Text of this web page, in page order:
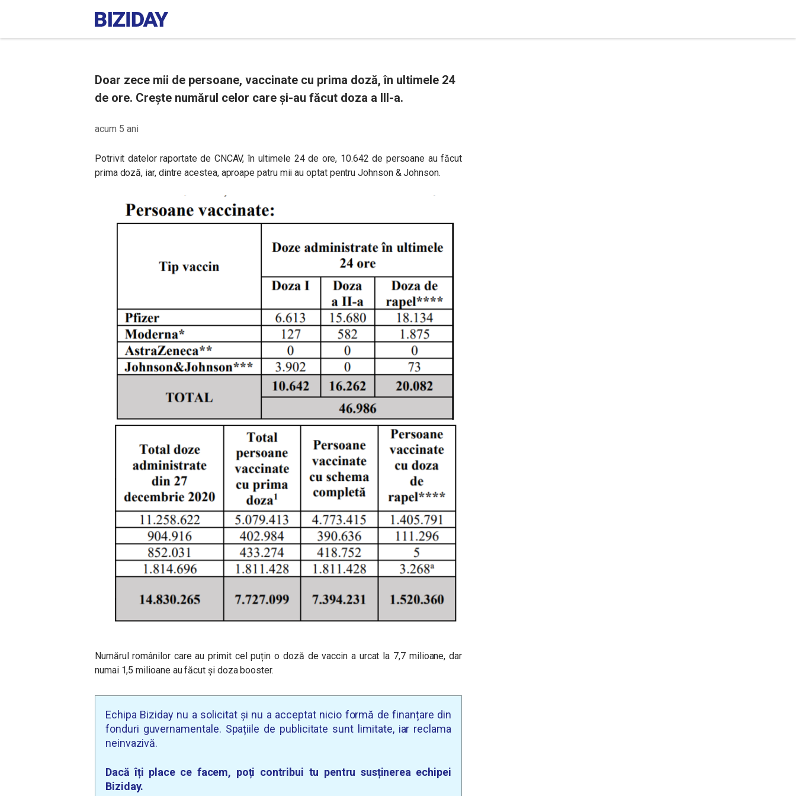
Doar zece mii de persoane, vaccinate cu prima doză, în ultimele 24
de ore. Crește numărul celor care și-au făcut doza a III-a.
acum 5 ani
Potrivit datelor raportate de CNCAV, în ultimele 24 de ore, 10.642 de persoane au făcut
prima doză, iar, dintre acestea, aproape patru mii au optat pentru Johnson & Johnson.
Numărul românilor care au primit cel puțin o doză de vaccin a urcat la 7,7 milioane, dar
numai 1,5 milioane au făcut și doza booster.
Echipa Biziday nu a solicitat și nu a acceptat nicio formă de finanțare din
fonduri guvernamentale. Spațiile de publicitate sunt limitate, iar reclama
neinvazivă.
Dacă îți place ce facem, poți contribui tu pentru susținerea echipei
Biziday.